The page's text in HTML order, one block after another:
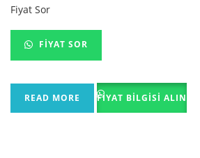
Fiyat Sor
FIYAT SOR
READ MORE FIYAT BILGISI ALIN